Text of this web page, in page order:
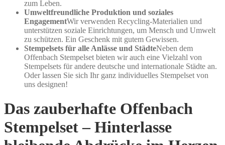
zum Leben.
Umweltfreundliche Produktion und soziales
EngagementWir verwenden Recycling-Materialien und
unterstützen soziale Einrichtungen, um Mensch und Umwelt
zu schützen. Ein Geschenk mit gutem Gewissen.
Stempelsets für alle Anlässe und StädteNeben dem
Offenbach Stempelset bieten wir auch eine Vielzahl von
Stempelsets für andere deutsche und internationale Städte an.
Oder lassen Sie sich Ihr ganz individuelles Stempelset von
uns designen!
Das zauberhafte Offenbach
Stempelset – Hinterlasse